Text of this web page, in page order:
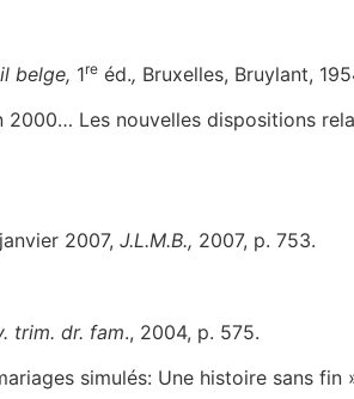
belge, 1re éd., Bruxelles, Bruylant,
2000… Les nouvelles dispositions
2007, J.L.M.B., 2007, p. 753.
trim. dr. fam., 2004, p. 575.
simulés: Une histoire sans fin